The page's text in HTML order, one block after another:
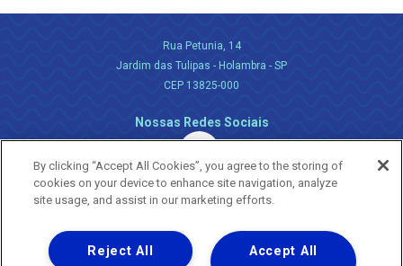
Rua Petunia, 14
Jardim das Tulipas - Holambra - SP
CEP 13825-000
Nossas Redes Sociais
Uma empresa
By clicking “Accept All Cookies”, you agree to the storing of
cookies on your device to enhance site navigation, analyze
site usage, and assist in our marketing efforts.
Accept All
Reject All